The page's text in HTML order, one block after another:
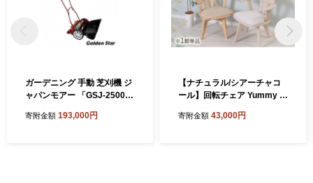
ガーデニング 手動 芝刈機 ジ
ャパンモアー 「GSJ-2500」
り機 芝刈り 家庭用 静音 軽量
寄附金額 193,000円
【ナチュラル/シアーチャコ
ール】回転チェア Yummy gr
品 椅子 チェア 家具 インテリ
寄附金額 43,000円